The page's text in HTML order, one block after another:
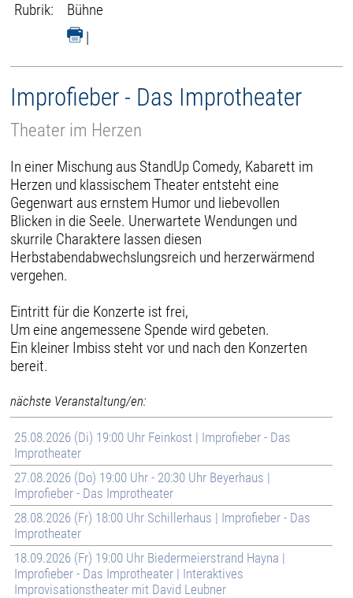
Rubrik:
Bühne
|
Improfieber - Das Improtheater
Theater im Herzen
In einer Mischung aus StandUp Comedy, Kabarett im
Herzen und klassischem Theater entsteht eine
Gegenwart aus ernstem Humor und liebevollen
Blicken in die Seele. Unerwartete Wendungen und
skurrile Charaktere lassen diesen
Herbstabendabwechslungsreich und herzerwärmend
vergehen.
Eintritt für die Konzerte ist frei,
Um eine angemessene Spende wird gebeten.
Ein kleiner Imbiss steht vor und nach den Konzerten
bereit.
nächste Veranstaltung/en:
25.08.2026 (Di) 19:00 Uhr Feinkost | Improfieber - Das
Improtheater
27.08.2026 (Do) 19:00 Uhr - 20:30 Uhr Beyerhaus |
Improfieber - Das Improtheater
28.08.2026 (Fr) 18:00 Uhr Schillerhaus | Improfieber - Das
Improtheater
18.09.2026 (Fr) 19:00 Uhr Biedermeierstrand Hayna |
Improfieber - Das Improtheater | Interaktives
Improvisationstheater mit David Leubner